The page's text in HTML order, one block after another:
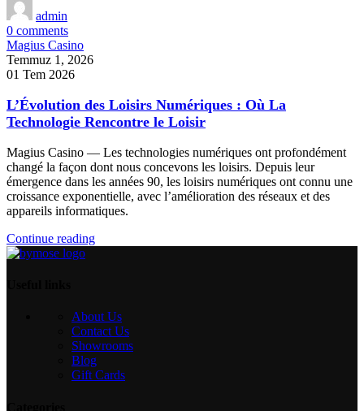
admin
0 comments
Magius Casino
Temmuz 1, 2026
01 Tem 2026
L’Évolution des Loisirs Numériques : Où La
Technologie Rencontre le Loisir
Magius Casino — Les technologies numériques ont profondément
changé la façon dont nous concevons les loisirs. Depuis leur
émergence dans les années 90, les loisirs numériques ont connu une
croissance exponentielle, avec l’amélioration des réseaux et des
appareils informatiques.
Continue reading
About Us
Contact Us
Showrooms
Blog
Gift Cards